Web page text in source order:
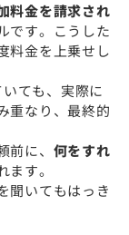
料金を請求され
です。こうした
料金を上乗せし
ても、実際に
重なり、最終的
に、 何をすれ
ます。
聞いてもはっき